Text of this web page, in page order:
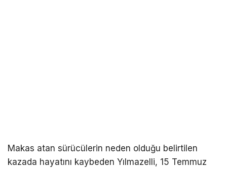
Makas atan sürücülerin neden olduğu belirtilen
kazada hayatını kaybeden Yılmazelli, 15 Temmuz